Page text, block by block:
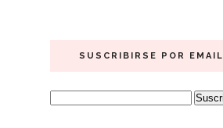
SUSCRIBIRSE POR EMAIL